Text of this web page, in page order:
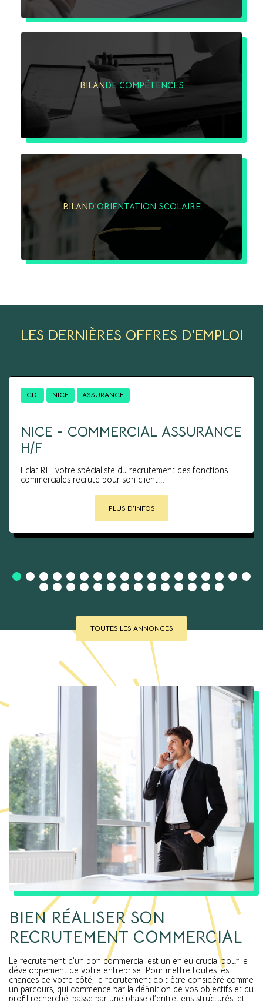
BILAN DE COMPÉTENCES
BILAND'ORIENTATION SCOLAIRE
LES DERNIÈRES OFFRES D'EMPLOI
CDI NICE ASSURANCE
NICE - COMMERCIAL ASSURANCE
H/F
Eclat RH, votre spécialiste du recrutement des fonctions
commerciales recrute pour son client...
PLUS D'INFOS
TOUTES LES ANNONCES
BIEN RÉALISER SON
RECRUTEMENT COMMERCIAL
Le recrutement d’un bon commercial est un enjeu crucial pour le
développement de votre entreprise. Pour mettre toutes les
chances de votre côté, le recrutement doit être considéré comme
un parcours, qui commence par la définition de vos objectifs et du
profil recherché, passe par une phase d’entretiens structurés, et